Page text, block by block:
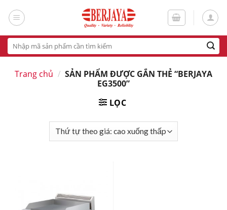
Tìm
kiếm:
Trang chủ / SẢN PHẨM ĐƯỢC GẮN THẺ “BERJAYA
EG3500”
LỌC